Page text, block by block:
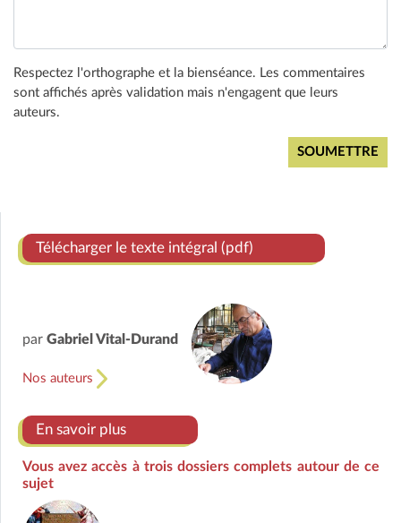
Respectez l'orthographe et la bienséance. Les commentaires
sont affichés après validation mais n'engagent que leurs
auteurs.
Télécharger le texte intégral (pdf)
par Gabriel Vital-Durand
Nos auteurs
En savoir plus
Vous avez accès à trois dossiers complets autour de ce
sujet